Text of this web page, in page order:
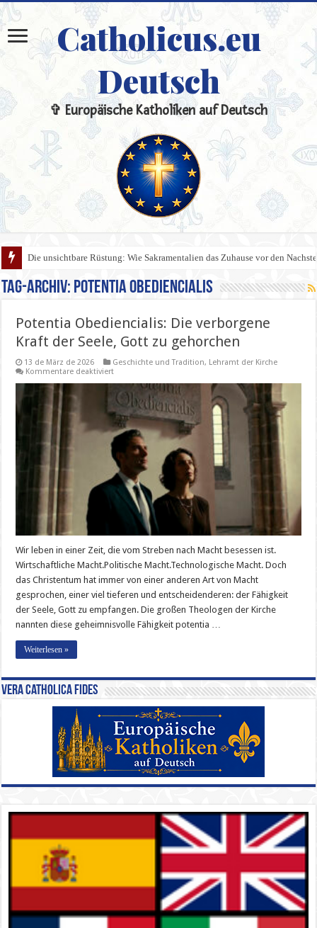
Catholicus.eu
Deutsch
✞ Europäische Katholiken auf Deutsch
Die unsichtbare Rüstung: Wie Sakramentalien das Zuhause vor den
Tag-Archiv: Potentia Obediencialis
Potentia Obediencialis: Die verborgene
Kraft der Seele, Gott zu gehorchen
13 de März de 2026 Geschichte und Tradition, Lehramt der Kirche
Kommentare deaktiviertfür
Obediencialis:
verborgene
Kraft
der
Seele,
zu
gehorchen
Wir leben in einer Zeit, die vom Streben nach Macht besessen ist.
Wirtschaftliche Macht.Politische Macht.Technologische Macht. Doch
das Christentum hat immer von einer anderen Art von Macht
gesprochen, einer viel tieferen und entscheidenderen: der Fähigkeit
der Seele, Gott zu empfangen. Die großen Theologen der Kirche
nannten diese geheimnisvolle Fähigkeit potentia …
Weiterlesen »
Vera Catholica Fides